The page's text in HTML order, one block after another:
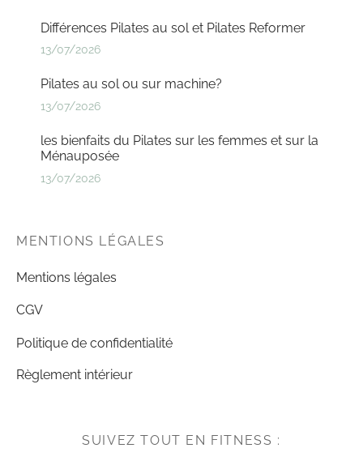
Différences Pilates au sol et Pilates Reformer
13/07/2026
Pilates au sol ou sur machine?
13/07/2026
les bienfaits du Pilates sur les femmes et sur la
Ménauposée
13/07/2026
MENTIONS LÉGALES
Mentions légales
CGV
Politique de confidentialité
Règlement intérieur
SUIVEZ TOUT EN FITNESS :